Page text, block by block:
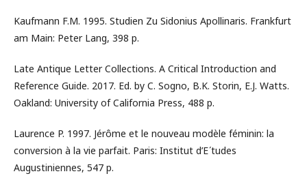
Kaufmann F.M. 1995. Studien Zu Sidonius Apollinaris. Frankfurt
am Main: Peter Lang, 398 p.
Late Antique Letter Collections. A Critical Introduction and
Reference Guide. 2017. Ed. by C. Sogno, B.K. Storin, E.J. Watts.
Oakland: University of California Press, 488 p.
Laurence P. 1997. Jérôme et le nouveau modèle féminin: la
conversion à la vie parfait. Paris: Institut d’E ́tudes
Augustiniennes, 547 p.